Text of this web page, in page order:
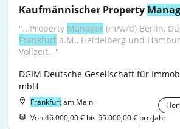
Kaufmännischer Property
"...Property Manager
Frankfurt a.M., Heidelberg und
Vollzeit..."
DGIM Deutsche Gesellschaft für
mbH
Frankfurtam Main
Von 46.000,00 € bis 65.000,00 € pro Jahr